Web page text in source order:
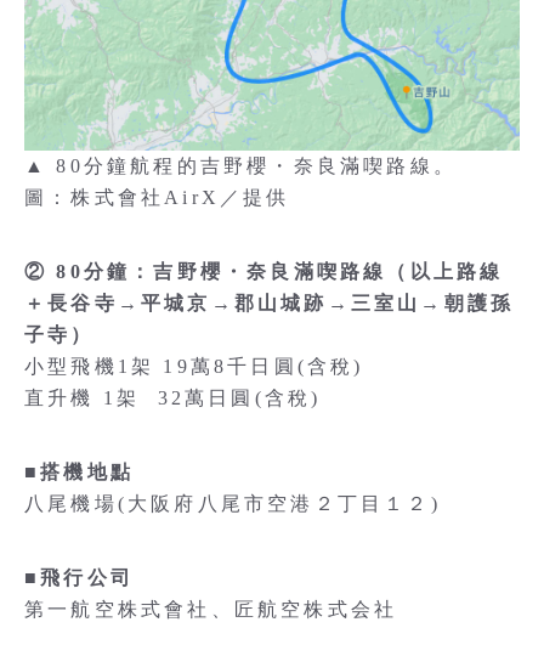
▲
80分鐘航程的吉野櫻・奈良滿喫路線。
圖：株式會社AirX／提供
② 80分鐘：吉野櫻・奈良滿喫路線（以上路線
＋長谷寺→平城京→郡山城跡→三室山→朝護孫
子寺）
小型飛機1架 19萬8千日圓(含稅)
直升機 1架 32萬日圓(含稅)
■搭機地點
八尾機場(大阪府八尾市空港２丁目１２)
■飛行公司
第一航空株式會社、匠航空株式会社